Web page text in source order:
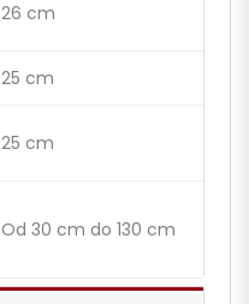
26 cm
25 cm
25 cm
Od 30 cm do 130 cm